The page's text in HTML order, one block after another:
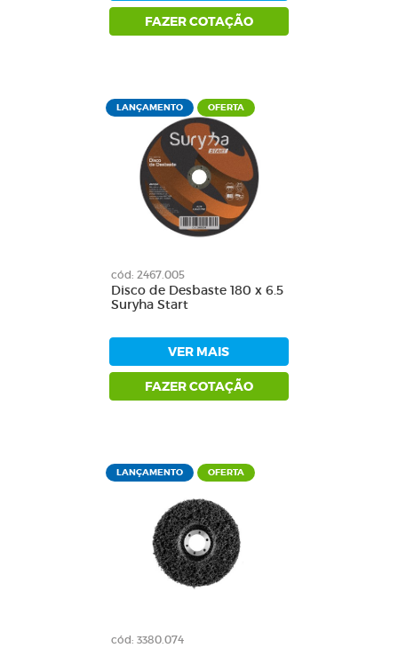
FAZER COTAÇÃO
LANÇAMENTO OFERTA
cód: 2467.005
Disco de Desbaste 180 x 6.5
Suryha Start
VER MAIS
FAZER COTAÇÃO
LANÇAMENTO OFERTA
cód: 3380.074